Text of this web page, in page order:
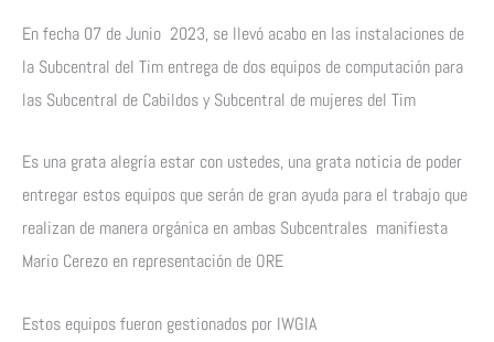
En fecha 07 de Junio 2023, se llevó acabo en las instalaciones de
la Subcentral del Tim entrega de dos equipos de computación para
las Subcentral de Cabildos y Subcentral de mujeres del Tim
Es una grata alegría estar con ustedes, una grata noticia de poder
entregar estos equipos que serán de gran ayuda para el trabajo que
realizan de manera orgánica en ambas Subcentrales manifiesta
Mario Cerezo en representación de ORE
Estos equipos fueron gestionados por IWGIA